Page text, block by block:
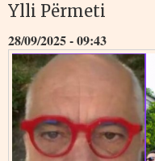
Ylli Përmeti
28/09/2025 - 09:43